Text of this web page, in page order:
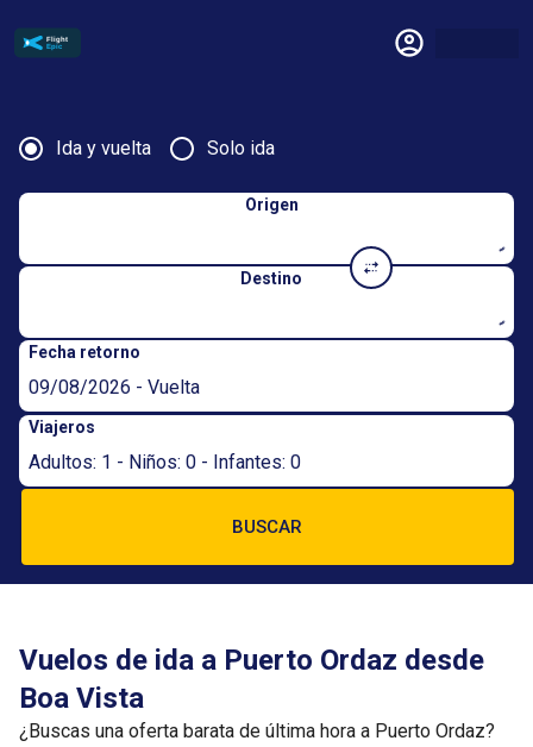
Ida y vuelta Solo ida
Origen
Destino
Fecha retorno
09/08/2026 - Vuelta
Viajeros
Adultos: 1 - Niños: 0 - Infantes: 0
BUSCAR
Vuelos de ida a Puerto Ordaz desde
Boa Vista
¿Buscas una oferta barata de última hora a Puerto Ordaz?